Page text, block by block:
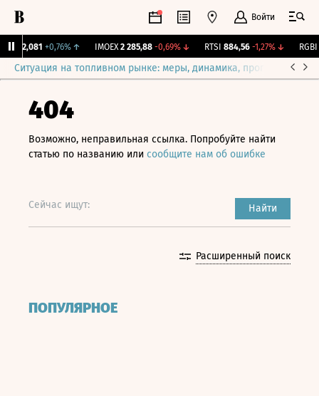
Войти
12,081 +0,76%↑ IMOEX 2 285,88 -0,69%↓ RTSI 884,56 -1,27%↓ RGBI
Ситуация на топливном рынке: меры, динамика, прогнозы
404
Возможно, неправильная ссылка. Попробуйте найти
статью по названию или сообщите нам об ошибке
Сейчас ищут: Найти
Расширенный поиск
ПОПУЛЯРНОЕ